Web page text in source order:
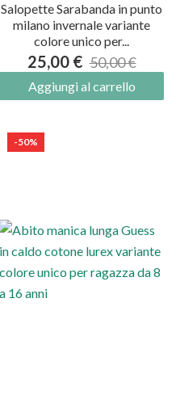
Salopette Sarabanda in punto
milano invernale variante
colore unico per...
25,00 € 50,00 €
Aggiungi al carrello
-50%